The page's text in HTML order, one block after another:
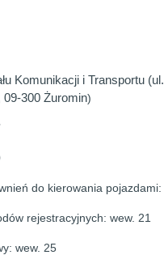
Komunikacji i Transportu (ul.
300 Żuromin)
do kierowania pojazdami:
rejestracyjnych: wew. 21
wew. 25